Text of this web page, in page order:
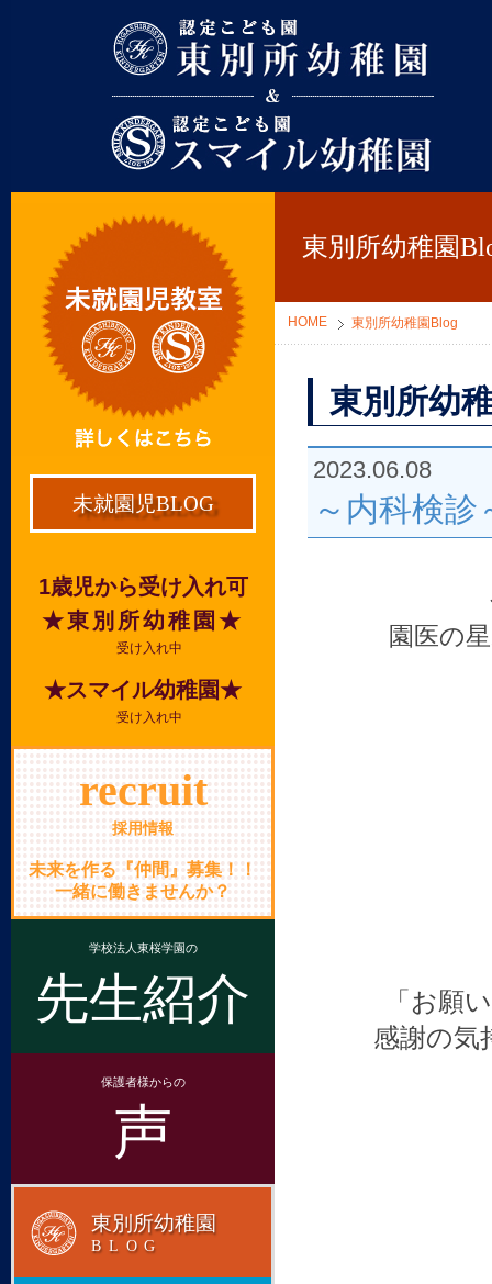
東別所幼稚園
HOME 東別所幼稚園Blog
東別所幼
2023.06.08
～内科検診
園医の
「お願
感謝の気
未就園児BLOG
1歳児から受け入れ可
★東別所幼稚園★
受け入れ中
★スマイル幼稚園★
受け入れ中
recruit
採用情報
未来を作る『仲間』募集！！
一緒に働きませんか？
学校法人東桜学園の
先生紹介
保護者様からの
声
東別所幼稚園
BLOG